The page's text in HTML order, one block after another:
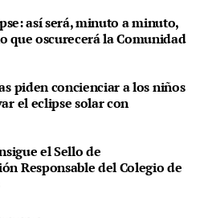
así será, minuto a minuto,
que oscurecerá la Comunidad
piden concienciar a los niños
el eclipse solar con
el Sello de
Responsable del Colegio de